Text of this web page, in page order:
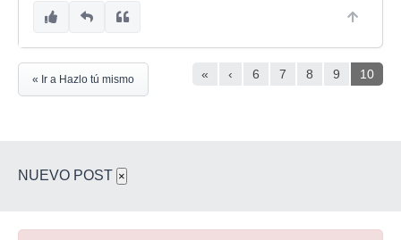
« ‹ 6 7 8 9 10
« Ir a Hazlo tú mismo
NUEVO POST ×